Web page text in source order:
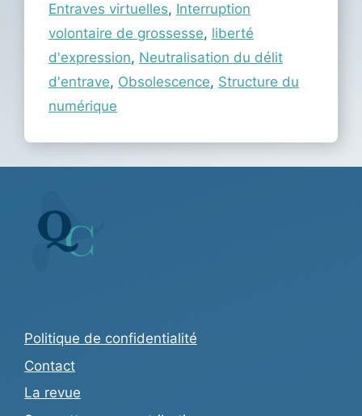
Entraves virtuelles, Interruption
volontaire de grossesse, liberté
d'expression, Neutralisation du délit
d'entrave, Obsolescence, Structure du
numérique
Politique de confidentialité
Contact
La revue